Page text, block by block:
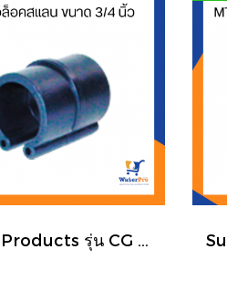
Super Products รุ่น CG ตัวล็อคสแลน พลาสติกโรงเรือน ขนาด 3/4 นิ้ว